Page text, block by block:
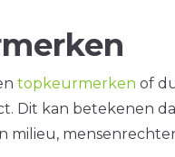
topkeurmerken of
Dit kan betekenen
milieu,